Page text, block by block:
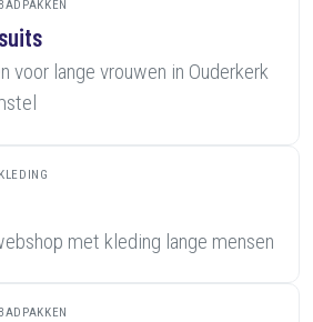
BADPAKKEN
voor lange vrouwen in Ouderkerk
KLEDING
met kleding lange mensen
BADPAKKEN